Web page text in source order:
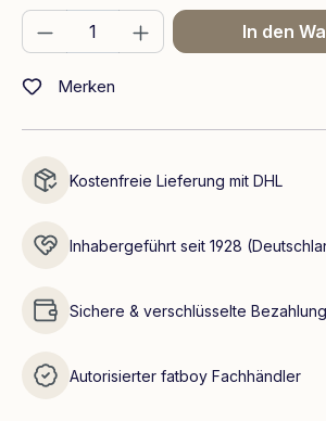
Produkt Anzahl: Gib den
In den
Merken
Kostenfreie Lieferung mit DHL
Inhabergeführt seit 1928
Sichere & verschlüsselte Bezahlung
Autorisierter fatboy Fachhändler